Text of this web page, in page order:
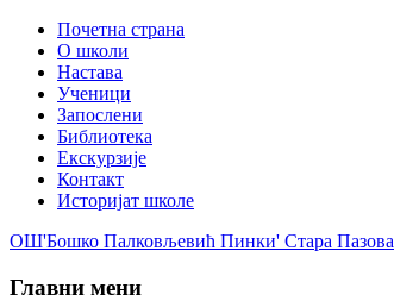
Почетна страна
О школи
Настава
Ученици
Запослени
Библиотека
Екскурзије
Контакт
Историјат школе
ОШ'Бошко Палковљевић Пинки' Стара Пазова
Главни мени